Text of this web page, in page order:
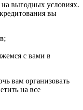
выгодных условиях.
вы
с вами в
вам организовать
на все